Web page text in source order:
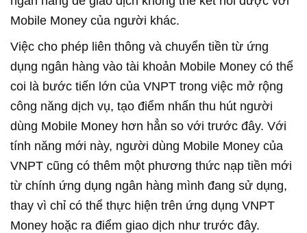
Mobile Money của người khác.
Việc cho phép liên thông và chuyển tiền từ ứng
dụng ngân hàng vào tài khoản Mobile Money có thể
coi là bước tiến lớn của VNPT trong việc mở rộng
công năng dịch vụ, tạo điểm nhấn thu hút người
dùng Mobile Money hơn hẳn so với trước đây. Với
tính năng mới này, người dùng Mobile Money của
VNPT cũng có thêm một phương thức nạp tiền mới
từ chính ứng dụng ngân hàng mình đang sử dụng,
thay vì chỉ có thể thực hiện trên ứng dụng VNPT
Money hoặc ra điểm giao dịch như trước đây.